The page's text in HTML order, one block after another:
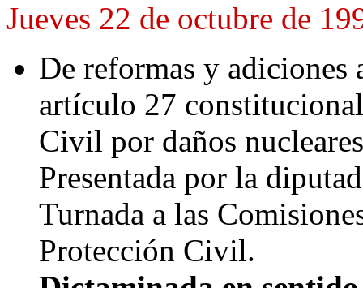
Jueves 22 de octubre de
De reformas y adiciones
artículo 27
Civil por daños
Presentada por la
Turnada a las
Protección Civil.